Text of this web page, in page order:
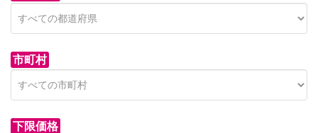
市町村
下限価格